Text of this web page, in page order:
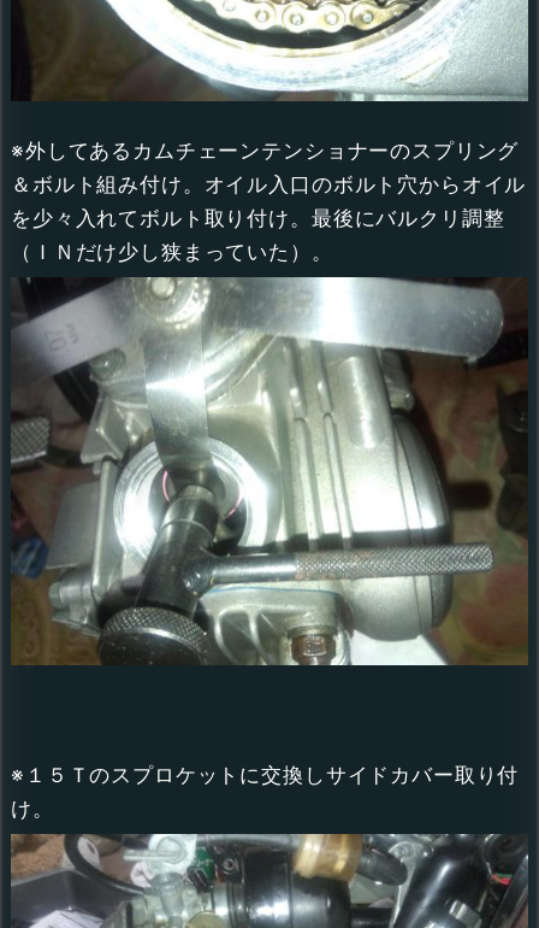
※外してあるカムチェーンテンショナーのスプリング
＆ボルト組み付け。オイル入口のボルト穴からオイル
を少々入れてボルト取り付け。最後にバルクリ調整
（ＩＮだけ少し狭まっていた）。
※１５Ｔのスプロケットに交換しサイドカバー取り付
け。